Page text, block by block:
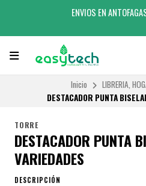
ENVIOS EN
Inicio
LIBRERIA,
DESTACADOR PUNTA
TORRE
DESTACADOR PUNTA
VARIEDADES
DESCRIPCIÓN